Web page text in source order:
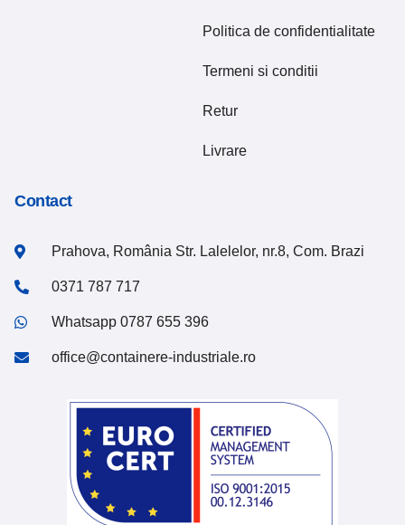
Politica de confidentialitate
Termeni si conditii
Retur
Livrare
Contact
Prahova, România Str. Lalelelor, nr.8, Com. Brazi
0371 787 717
Whatsapp 0787 655 396
office@containere-industriale.ro